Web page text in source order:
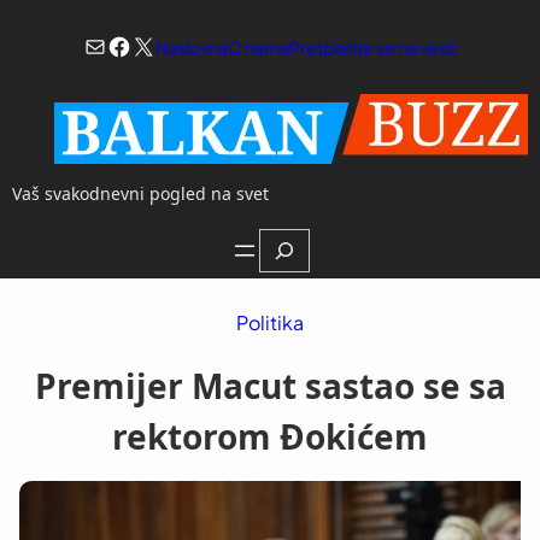
Mail
Facebook
X NaslovnaO namaPretplatite se na vesti
Vaš svakodnevni pogled na svet
Search
Politika
Premijer Macut sastao se sa
rektorom Đokićem